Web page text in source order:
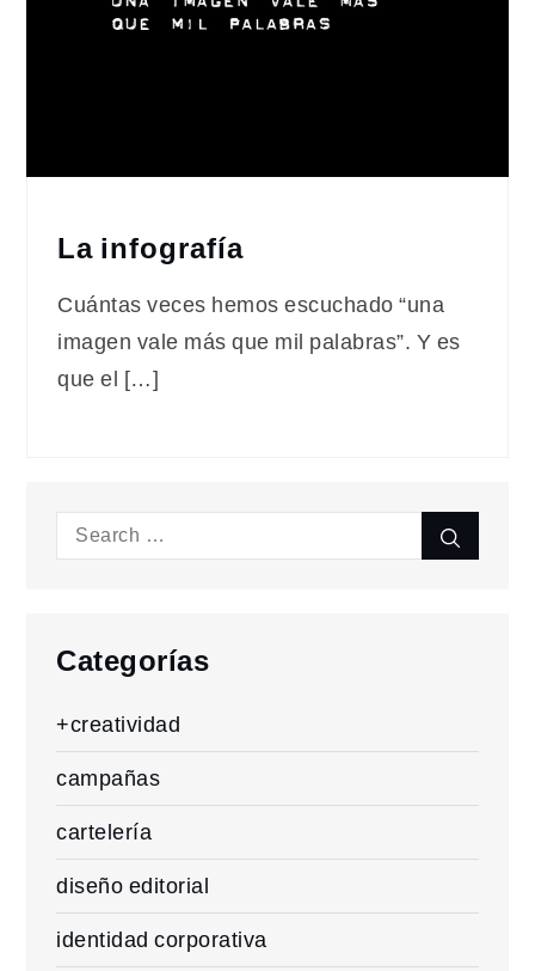
La infografía
Cuántas veces hemos escuchado “una
imagen vale más que mil palabras”. Y es
que el […]
Search
Categorías
+creatividad
campañas
cartelería
diseño editorial
identidad corporativa